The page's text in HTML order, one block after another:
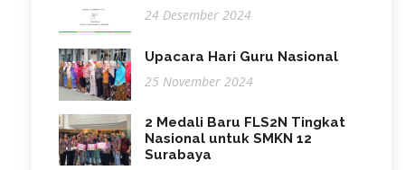
24 Desember 2024
Upacara Hari Guru Nasional
25 November 2024
2 Medali Baru FLS2N Tingkat
Nasional untuk SMKN 12
Surabaya